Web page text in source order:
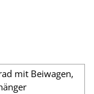
mit Beiwagen,